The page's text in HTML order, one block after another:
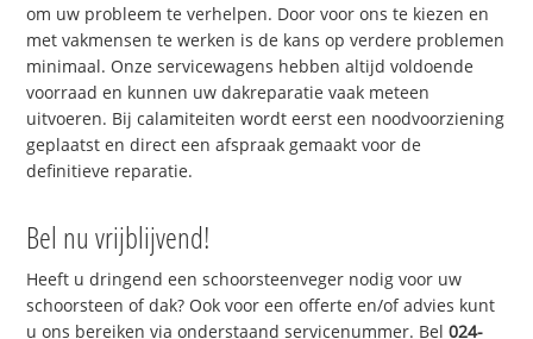
om uw probleem te verhelpen. Door voor ons te kiezen en
met vakmensen te werken is de kans op verdere problemen
minimaal. Onze servicewagens hebben altijd voldoende
voorraad en kunnen uw dakreparatie vaak meteen
uitvoeren. Bij calamiteiten wordt eerst een noodvoorziening
geplaatst en direct een afspraak gemaakt voor de
definitieve reparatie.
Bel nu vrijblijvend!
Heeft u dringend een schoorsteenveger nodig voor uw
schoorsteen of dak? Ook voor een offerte en/of advies kunt
u ons bereiken via onderstaand servicenummer. Bel024-